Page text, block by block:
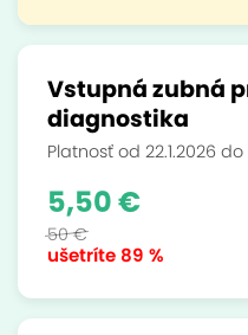
Vstupná zubná
diagnostika
Platnosť od 22.1.2026 do
ušetríte 89 %
5,50 €
50 €